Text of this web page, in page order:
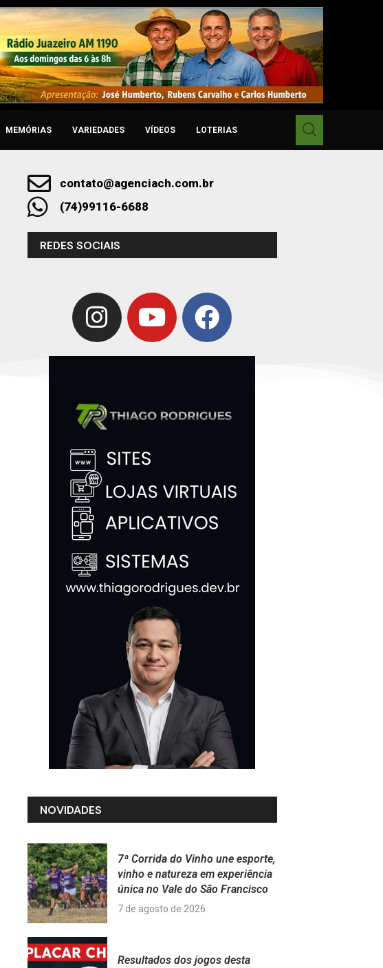
MEMÓRIAS VARIEDADES VÍDEOS LOTERIAS
contato@agenciach.com.br
(74)99116-6688
REDES SOCIAIS
NOVIDADES
7ª Corrida do Vinho une esporte,
vinho e natureza em experiência
única no Vale do São Francisco
7 de agosto de 2026
Resultados dos jogos desta